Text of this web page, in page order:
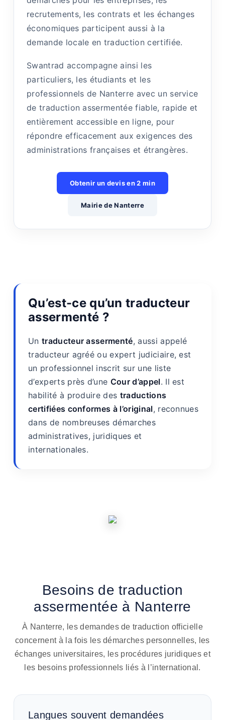
recrutements, les contrats et les échanges
économiques participent aussi à la
demande locale en traduction certifiée.
Swantrad accompagne ainsi les
particuliers, les étudiants et les
professionnels de Nanterre avec un service
de traduction assermentée fiable, rapide et
entièrement accessible en ligne, pour
répondre efficacement aux exigences des
administrations françaises et étrangères.
Obtenir un devis en 2 min
Mairie de Nanterre
Qu’est-ce qu’un traducteur
assermenté ?
Un traducteur assermenté, aussi appelé
traducteur agréé ou expert judiciaire, est
un professionnel inscrit sur une liste
d’experts près d’une Cour d’appel. Il est
habilité à produire des traductions
certifiées conformes à l’original, reconnues
dans de nombreuses démarches
administratives, juridiques et
internationales.
Besoins de traduction
assermentée à Nanterre
À Nanterre, les demandes de traduction officielle
concernent à la fois les démarches personnelles, les
échanges universitaires, les procédures juridiques et
les besoins professionnels liés à l’international.
Langues souvent demandées